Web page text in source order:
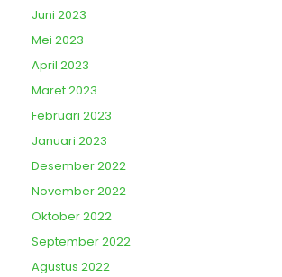
Juni 2023
Mei 2023
April 2023
Maret 2023
Februari 2023
Januari 2023
Desember 2022
November 2022
Oktober 2022
September 2022
Agustus 2022